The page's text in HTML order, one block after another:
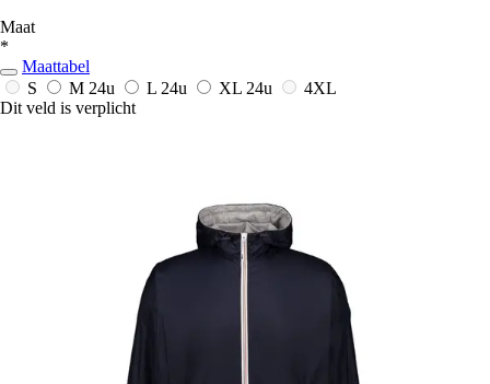
Maat
*
Maattabel
S
M 24u L 24u XL 24u
4XL
Dit veld is verplicht